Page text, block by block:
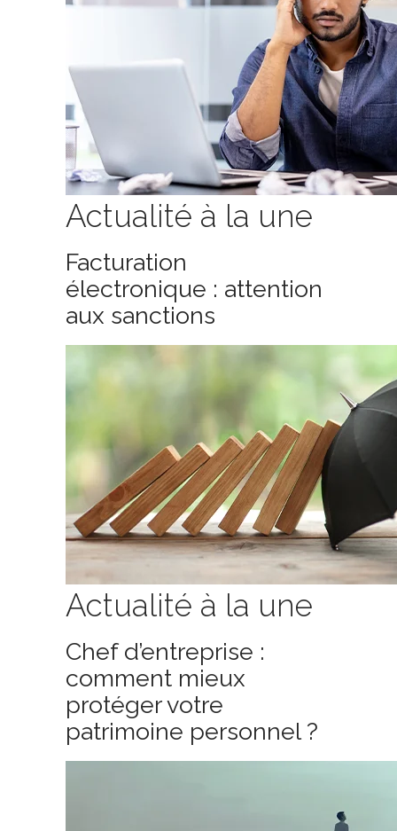
Actualité à la une
Facturation
électronique : attention
aux sanctions
Actualité à la une
Chef d’entreprise :
comment mieux
protéger votre
patrimoine personnel ?